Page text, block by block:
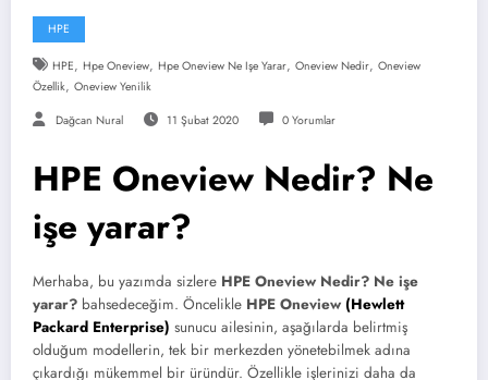
HPE
HPE, Hpe Oneview, Hpe Oneview Ne Işe Yarar, Oneview Nedir, Oneview
Özellik, Oneview Yenilik
Dağcan Nural 11 Şubat 2020 0 Yorumlar
HPE Oneview Nedir? Ne
işe yarar?
Merhaba, bu yazımda sizlere HPE Oneview Nedir? Ne işe
yarar? bahsedeceğim. Öncelikle HPE Oneview (Hewlett
Packard Enterprise) sunucu ailesinin, aşağılarda belirtmiş
olduğum modellerin, tek bir merkezden yönetebilmek adına
çıkardığı mükemmel bir üründür. Özellikle işlerinizi daha da